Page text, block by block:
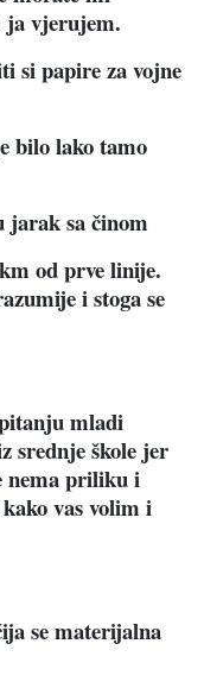
ja vjerujem.
si papire za vojne
bilo lako tamo
jarak sa činom
od prve linije.
i stoga se
mladi
srednje škole jer
nema priliku i
vas volim i
se materijalna